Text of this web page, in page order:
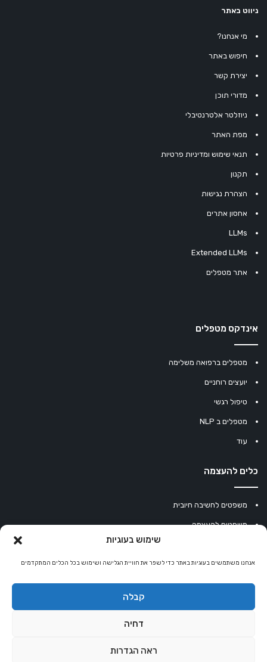
שימוש בעוגיות
אנחנו משתמשים בעוגיות באתר כדי לשפר את חוויית הגלישה ושימוש בכל הכלים המתקדמים
קבלה
דחיה
ראה הגדרות
ניווט באתר
מי אנחנו?
חיפוש באתר
יצירת קשר
מדורי תוכן
ניוזלטר אלטרנטיבלי
מפת האתר
תנאי שימוש ומדיניות פרטיות
תקנון
הצהרת נגישות
אחסון אתרים
LLMs
Extended LLMs
אתר מטפלים
אינדקס מטפלים
מטפלים ברפואה משלימה
יועצים רוחניים
טיפול רגשי
מטפלים ב NLP
עוד
כלים להעצמה
משפטים לחשיבה חיובית
משפטים להעצמה
מחשבון נומרולוגיה
קריסטלים למזלות
© כל הזכויות שמורות 2026 |